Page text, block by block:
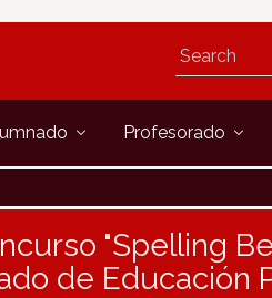
Profesorado
"Spelling
de Educación